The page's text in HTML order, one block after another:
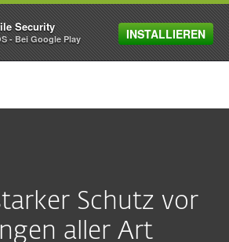
MENU
Schutz vor
aller Art
Security
- Bei Google Play INSTALLIEREN